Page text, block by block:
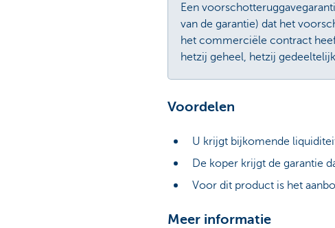
Een
van de garantie) dat het
het commerciële contract
hetzij geheel, hetzij
Voordelen
U krijgt bijkomende
De koper krijgt de garantie
Voor dit product is het
Meer informatie